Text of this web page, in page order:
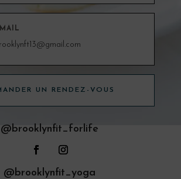
UN RENDEZ-VOUS
@brooklynfit_forlife
@brooklynfit_yoga